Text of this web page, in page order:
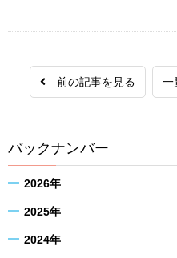
前の記事を見る 一
バックナンバー
2026年
2025年
2024年